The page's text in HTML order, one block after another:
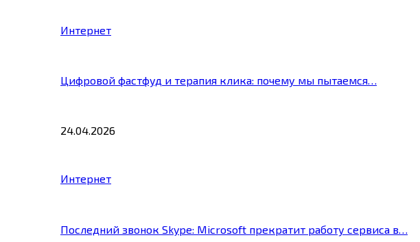
Интернет
Цифровой фастфуд и терапия клика: почему мы пытаемся…
24.04.2026
Интернет
Последний звонок Skype: Microsoft прекратит работу сервиса в…